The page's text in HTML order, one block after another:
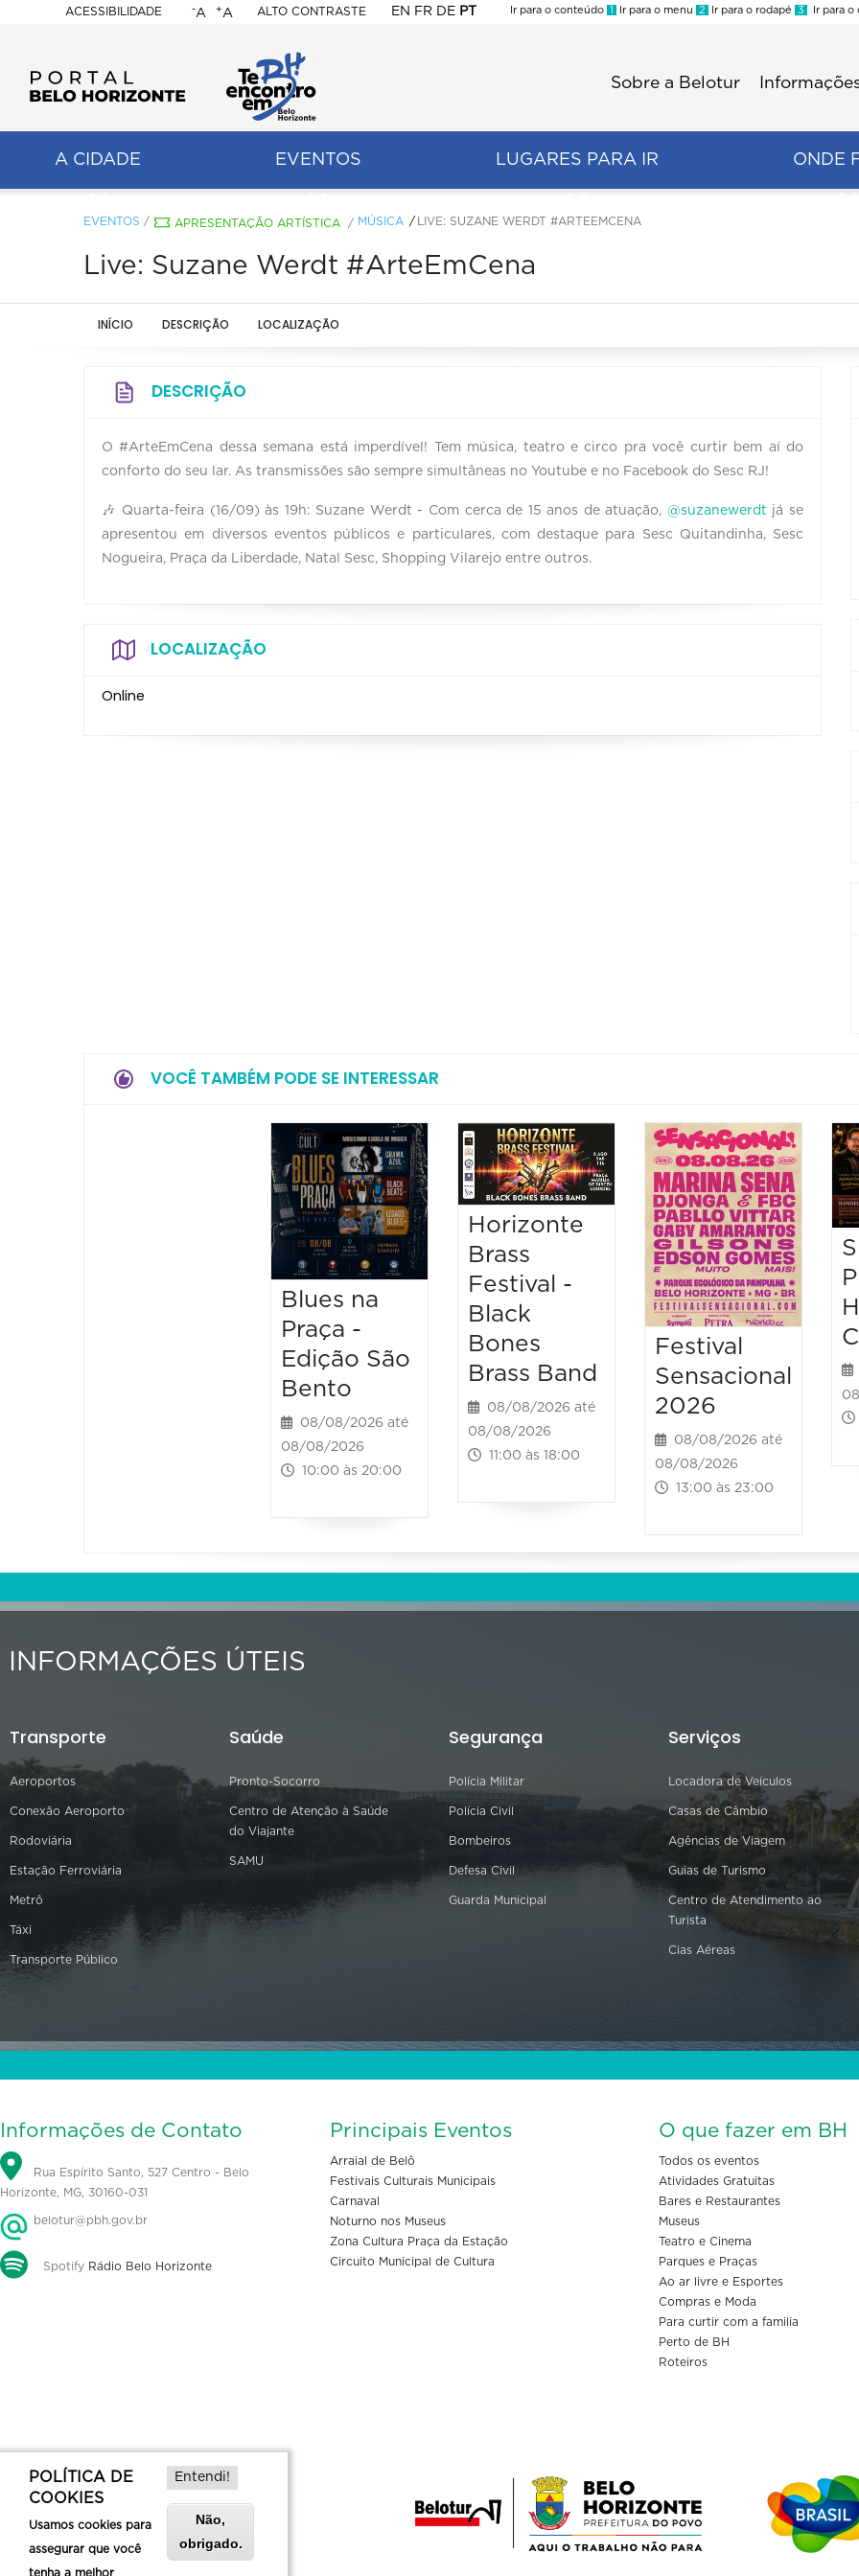
ACESSIBILIDADE
BELO
HORIZONTE
-A +A ALTO CONTRASTE EN FR DE PT
Ir para o conteúdo 1 Ir para o menu 2 Ir para o rodapé 3 Ir para o
Sobre a Belotur
A CIDADE EVENTOS LUGARES PARA IR ONDE
EVENTOS / APRESENTAÇÃO ARTÍSTICA / MÚSICA LIVE: SUZANE WERDT #ARTEEMCENA
Live: Suzane Werdt #ArteEmCena
INÍCIO DESCRIÇÃO LOCALIZAÇÃO
DESCRIÇÃO
O #ArteEmCena dessa semana está imperdível! Tem música, teatro e circo pra você curtir bem aí do
conforto do seu lar. As transmissões são sempre simultâneas no Youtube e no Facebook do Sesc RJ!
🎶 Quarta-feira (16/09) às 19h: Suzane Werdt - Com cerca de 15 anos de atuação, @suzanewerdt já se
apresentou em diversos eventos públicos e particulares, com destaque para Sesc Quitandinha, Sesc
Nogueira, Praça da Liberdade, Natal Sesc, Shopping Vilarejo entre outros.
LOCALIZAÇÃO
Online
VOCÊ TAMBÉM PODE SE INTERESSAR
Blues na
Praça -
Edição São
Bento
08/08/2026 até
08/08/2026
10:00 às 20:00
Horizonte
Brass
Festival -
Black
Bones
Brass Band
08/08/2026 até
08/08/2026
11:00 às 18:00
Festival
Sensacional
2026
08/08/2026 até
08/08/2026
13:00 às 23:00
INFORMAÇÕES ÚTEIS
Transporte
Aeroportos
Conexão Aeroporto
Rodoviária
Estação Ferroviária
Metrô
Táxi
Transporte Público
Saúde
Pronto-Socorro
Centro de Atenção à Saúde
do Viajante
SAMU
Segurança
Polícia Militar
Polícia Civil
Bombeiros
Defesa Civil
Guarda Municipal
Serviços
Locadora de Veículos
Casas de Câmbio
Agências de Viagem
Guias de Turismo
Centro de Atendimento ao
Turista
Cias Aéreas
Informações de Contato
Rua Espírito Santo, 527 Centro - Belo
Horizonte, MG, 30160-031
belotur@pbh.gov.br
Spotify Rádio Belo Horizonte
Principais Eventos
Arraial de Belô
Festivais Culturais Municipais
Carnaval
Noturno nos Museus
Zona Cultura Praça da Estação
Circuito Municipal de Cultura
O que fazer em BH
Todos os eventos
Atividades Gratuitas
Bares e Restaurantes
Museus
Teatro e Cinema
Parques e Praças
Ao ar livre e Esportes
Compras e Moda
Para curtir com a familia
Perto de BH
Roteiros
POLÍTICA DE
COOKIES
Usamos cookies para
assegurar que você
tenha a melhor
Entendi!
Não,
obrigado.